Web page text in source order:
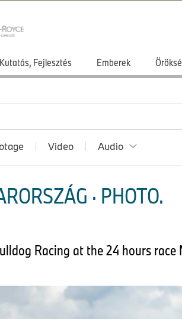
Fejlesztés Emberek
Video Audio
· PHOTO.
Racing at the 24 hours